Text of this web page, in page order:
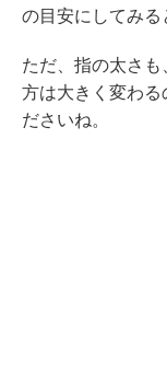
の目安にしてみる
ただ、指の太さも
方は大きく変わる
ださいね。